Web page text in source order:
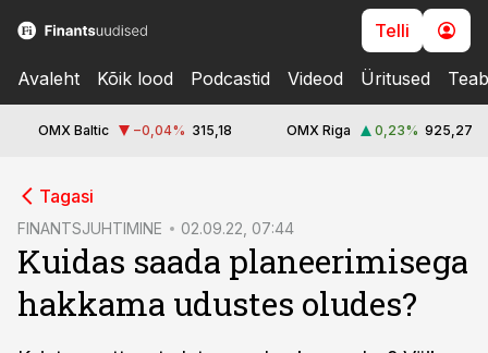
Telli
Avaleht Kõik lood Podcastid Videod Üritused
OMX Baltic −0,04% 315,18 OMX Riga 0,23% 925,27
Tagasi
FINANTSJUHTIMINE 02.09.22, 07:44
Kuidas saada planeerimisega
hakkama udustes oludes?